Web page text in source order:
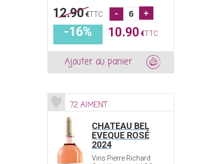
12.90 €TTC - +
-16% 10.90 €TTC
Ajouter au panier
72 AIMENT
CHATEAU BEL
EVEQUE ROSÉ
2024
Vins Pierre Richard